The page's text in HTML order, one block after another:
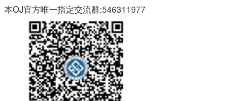
本OJ官方唯一指定交流群:546311977